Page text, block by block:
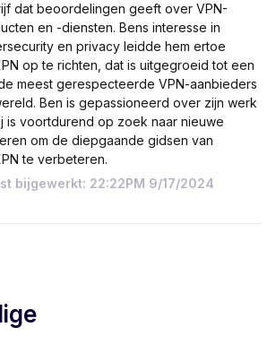
dat beoordelingen geeft over VPN-
en -diensten. Bens interesse in
en privacy leidde hem ertoe
op te richten, dat is uitgegroeid tot een
meest gerespecteerde VPN-aanbieders
Ben is gepassioneerd over zijn werk
is voortdurend op zoek naar nieuwe
om de diepgaande gidsen van
te verbeteren.
bijgewerkt: 22:22PM 9/17/2024